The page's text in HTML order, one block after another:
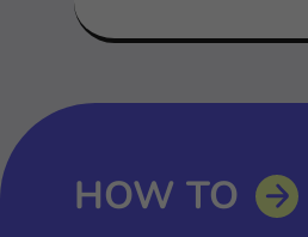
HOW TO